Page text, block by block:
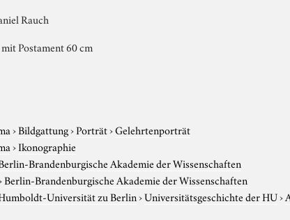
Rauch
Postament 60 cm
›Bildgattung›Porträt›Gelehrtenporträt
›Ikonographie
Brandenburgische Akademie der Wissenschaften
Berlin-Brandenburgische Akademie der Wissenschaften
Universität zu Berlin›Universitätsgeschichte der HU›